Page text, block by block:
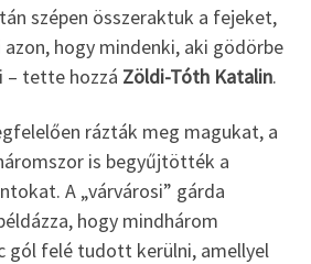
szépen összeraktuk a fejeket,
hogy mindenki, aki gödörbe
– tette hozzá Zöldi-Tóth Katalin.
rázták meg magukat, a
is begyűjtötték a
A „várvárosi” gárda
hogy mindhárom
gól felé tudott kerülni, amellyel